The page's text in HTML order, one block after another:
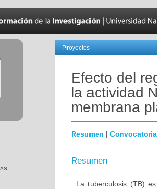
Proyectos
Efecto del
la actividad
membrana
Resumen | Convocatoria
Resumen
La tuberculosis (TB)